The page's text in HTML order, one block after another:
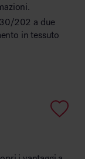
202 a due
in tessuto